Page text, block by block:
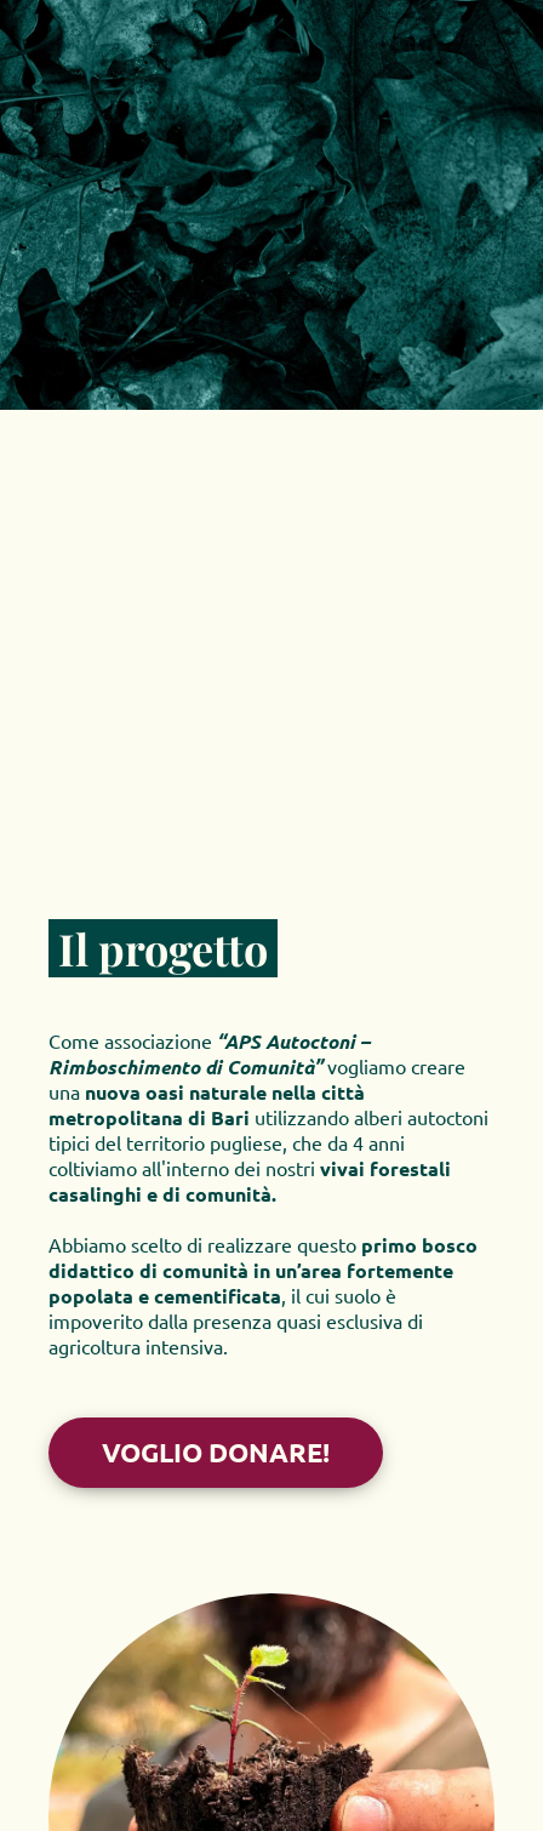
Il progetto
Come associazione “APS Autoctoni –
Rimboschimento di Comunità” vogliamo creare
una nuova oasi naturale nella città
metropolitana di Bari utilizzando alberi autoctoni
tipici del territorio pugliese, che da 4 anni
coltiviamo all'interno dei nostri vivai forestali
casalinghi e di comunità.
Abbiamo scelto di realizzare questo primo bosco
didattico di comunità in un’area fortemente
popolata e cementificata, il cui suolo è
impoverito dalla presenza quasi esclusiva di
agricoltura intensiva.
VOGLIO DONARE!